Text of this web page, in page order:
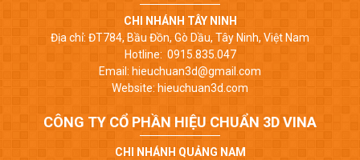
CHI NHÁNH TÂY NINH
Địa chỉ: ĐT784, Bầu Đồn, Gò Dầu, Tây Ninh, Việt Nam
Hotline: 0915.835.047
Email: hieuchuan3d@gmail.com
Website: hieuchuan3d.com
CÔNG TY CỔ PHẦN HIỆU CHUẨN 3D VINA
CHI NHÁNH QUẢNG NAM